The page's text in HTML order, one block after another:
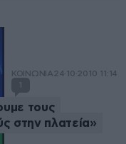
ΚΟΙΝΩΝΙΑ 24·10·2010 11:14
1
τους
στην πλατεία»